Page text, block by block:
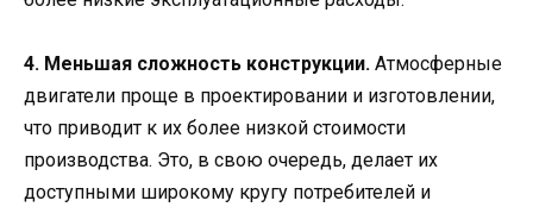
4. Меньшая сложность конструкции. Атмосферные
двигатели проще в проектировании и изготовлении,
что приводит к их более низкой стоимости
производства. Это, в свою очередь, делает их
доступными широкому кругу потребителей и